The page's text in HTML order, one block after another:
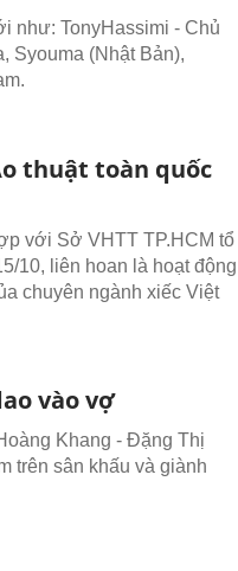
như: TonyHassimi - Chủ
Syouma (Nhật Bản),
thuật toàn quốc
với Sở VHTT TP.HCM tổ
10, liên hoan là hoạt động
chuyên ngành xiếc Việt
vào vợ
Khang - Đặng Thị
trên sân khấu và giành